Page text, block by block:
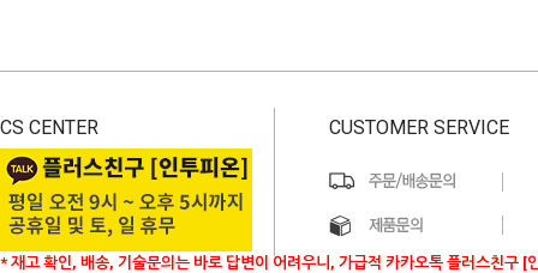
CS CENTER
* 재고 확인, 배송, 기술문의는 바로 답변이 어려우니, 가급적 카카오톡 플러스친구 [
CUSTOMER SERVICE